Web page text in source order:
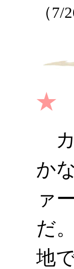
（7/
★
カ
か
ァ
だ
地